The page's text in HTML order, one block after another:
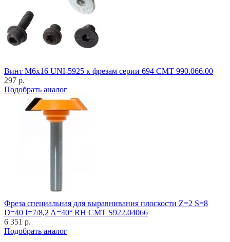
Винт M6x16 UNI-5925 к фрезам серии 694 CMT 990.066.00
297 р.
Подобрать аналог
Фреза специальная для выравнивания плоскости Z=2 S=8
D=40 I=7/8,2 A=40° RH CMT S922.04066
6 351 р.
Подобрать аналог